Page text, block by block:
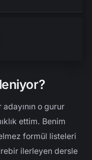
adayının o gurur
ettim. Benim
formül listeleri
ilerleyen dersle